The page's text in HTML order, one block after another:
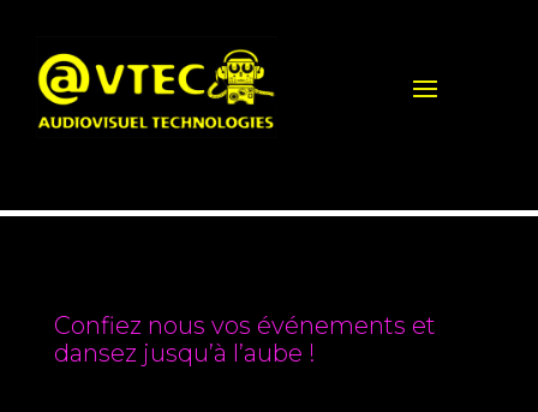
Confiez nous vos événements et
dansez jusqu’à l’aube !